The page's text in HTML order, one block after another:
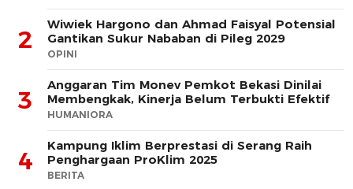
2
Wiwiek Hargono dan Ahmad Faisyal Potensial
Gantikan Sukur Nababan di Pileg 2029
OPINI
3
Anggaran Tim Monev Pemkot Bekasi Dinilai
Membengkak, Kinerja Belum Terbukti Efektif
HUMANIORA
4
Kampung Iklim Berprestasi di Serang Raih
Penghargaan ProKlim 2025
BERITA